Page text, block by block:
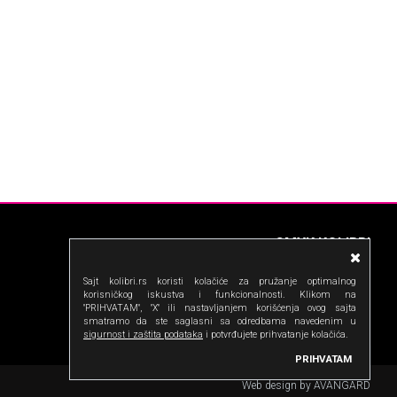
CMYK KOLIBRI
Radno vreme: PON - PET 09 - 17h
Telefon:
011.630.17.53
063.108.33.55
email: info@kolibri.rs
Web design by AVANGARD
Sajt kolibri.rs koristi kolačiće za pružanje optimalnog
korisničkog iskustva i funkcionalnosti. Klikom na
"PRIHVATAM", "X" ili nastavljanjem korišćenja ovog sajta
smatramo da ste saglasni sa odredbama navedenim u
sigurnost i zaštita podataka i potvrđujete prihvatanje kolačića.
PRIHVATAM